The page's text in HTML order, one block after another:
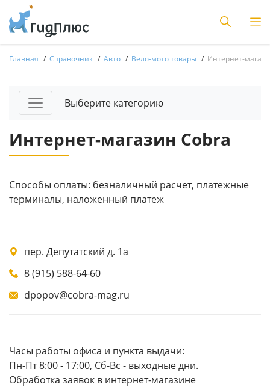
Главная Справочник Авто Вело-мото товары Интернет-
Выберите категорию
Интернет-магазин Cobra
Способы оплаты: безналичный расчет, платежные
терминалы, наложенный платеж
пер. Депутатский д. 1а
8 (915) 588-64-60
dpopov@cobra-mag.ru
Часы работы офиса и пункта выдачи:
Пн-Пт 8:00 - 17:00, Сб-Вс - выходные дни.
Обработка заявок в интернет-магазине